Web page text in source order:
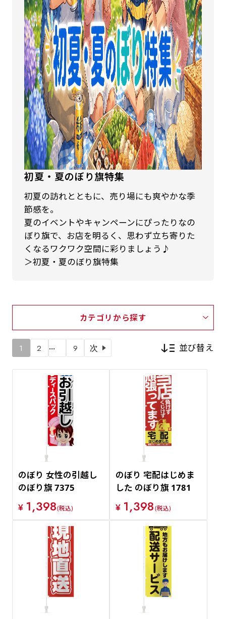
初夏・夏のぼり旗特集
初夏の訪れとともに、売り場にも爽やかな季
節感を。
夏のイベントやキャンペーンにぴったりなの
ぼり旗で、お店を明るく、思わず立ち寄りた
くなるワクワク空間に彩りましょう♪
＞初夏・夏のぼり旗特集
カテゴリから探す
1 2 … 9 次 並び替え
新着順
価格が安い順
価格が高い順
のぼり 女性の引越し
のぼり旗 7375
¥ 1,398(税込)
のぼり 宅配はじめま
した のぼり旗 1781
¥ 1,398(税込)